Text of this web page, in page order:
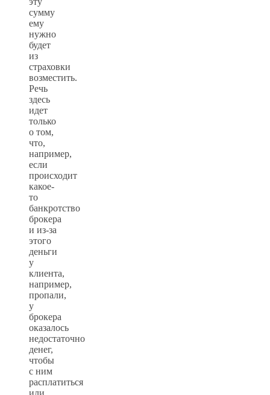
сумму
ему
нужно
будет
из
страховки
возместить.
Речь
здесь
идет
только
о том,
что,
например,
если
происходит
какое-
то
банкротство
брокера
и из-за
этого
деньги
у
клиента,
например,
пропали,
у
брокера
оказалось
недостаточно
денег,
чтобы
с ним
расплатиться
или